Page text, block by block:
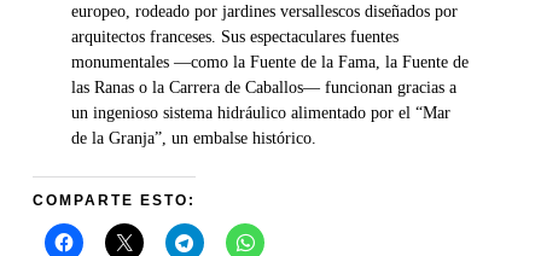
europeo, rodeado por jardines versallescos diseñados por
arquitectos franceses. Sus espectaculares fuentes
monumentales —como la Fuente de la Fama, la Fuente de
las Ranas o la Carrera de Caballos— funcionan gracias a
un ingenioso sistema hidráulico alimentado por el “Mar
de la Granja”, un embalse histórico.
COMPARTE ESTO: